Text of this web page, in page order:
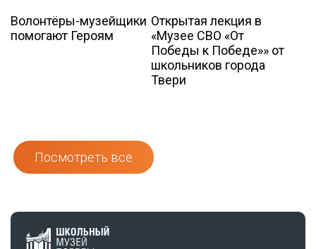
Волонтёры-музейщики
помогают Героям
Открытая лекция в
«Музее СВО «От
Победы к Победе»» от
школьников города
Твери
Посмотреть все